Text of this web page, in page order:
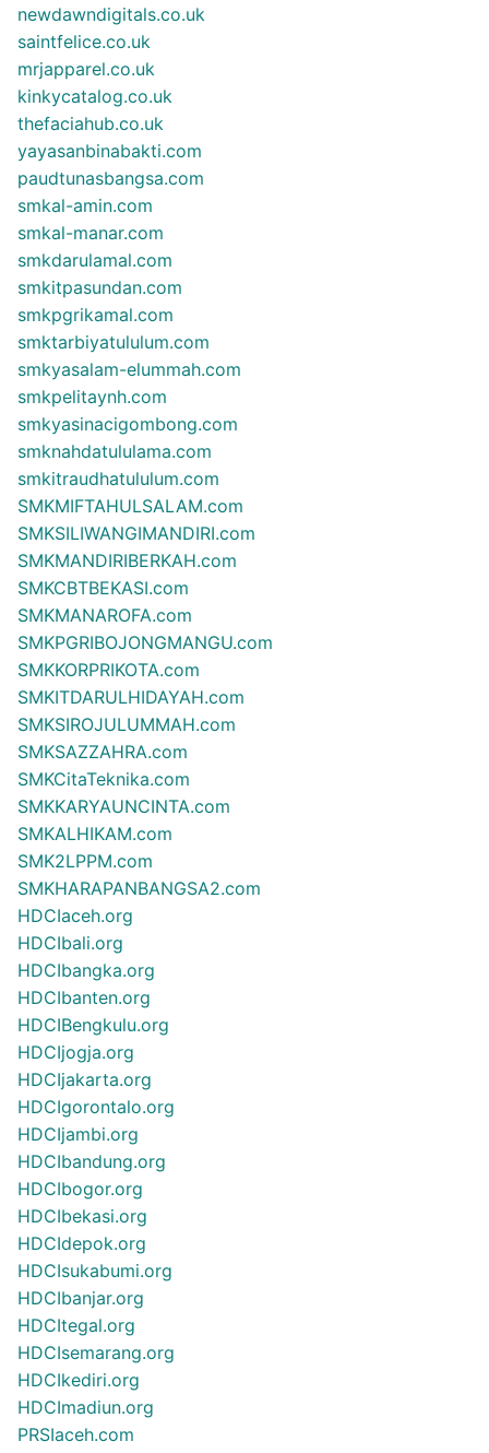
newdawndigitals.co.uk
saintfelice.co.uk
mrjapparel.co.uk
kinkycatalog.co.uk
thefaciahub.co.uk
yayasanbinabakti.com
paudtunasbangsa.com
smkal-amin.com
smkal-manar.com
smkdarulamal.com
smkitpasundan.com
smkpgrikamal.com
smktarbiyatululum.com
smkyasalam-elummah.com
smkpelitaynh.com
smkyasinacigombong.com
smknahdatululama.com
smkitraudhatululum.com
SMKMIFTAHULSALAM.com
SMKSILIWANGIMANDIRI.com
SMKMANDIRIBERKAH.com
SMKCBTBEKASI.com
SMKMANAROFA.com
SMKPGRIBOJONGMANGU.com
SMKKORPRIKOTA.com
SMKITDARULHIDAYAH.com
SMKSIROJULUMMAH.com
SMKSAZZAHRA.com
SMKCitaTeknika.com
SMKKARYAUNCINTA.com
SMKALHIKAM.com
SMK2LPPM.com
SMKHARAPANBANGSA2.com
HDCIaceh.org
HDCIbali.org
HDCIbangka.org
HDCIbanten.org
HDCIBengkulu.org
HDCIjogja.org
HDCIjakarta.org
HDCIgorontalo.org
HDCIjambi.org
HDCIbandung.org
HDCIbogor.org
HDCIbekasi.org
HDCIdepok.org
HDCIsukabumi.org
HDCIbanjar.org
HDCItegal.org
HDCIsemarang.org
HDCIkediri.org
HDCImadiun.org
PRSIaceh.com